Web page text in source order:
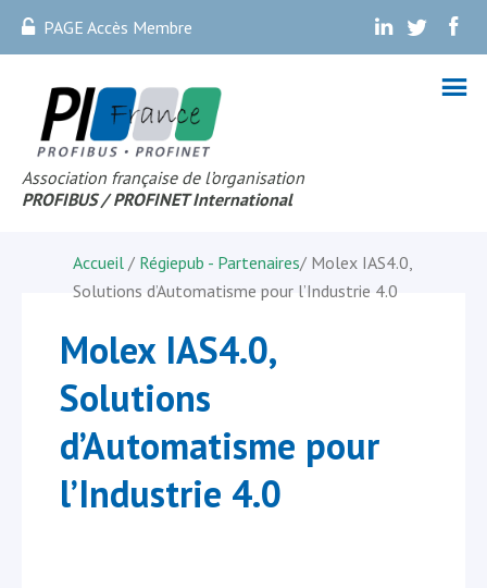
PAGE Accès Membre . . .
Association française de l’organisation
PROFIBUS / PROFINET International
Accueil / Régiepub - Partenaires/ Molex IAS4.0,
Solutions d’Automatisme pour l’Industrie 4.0
Molex IAS4.0,
Solutions
d’Automatisme pour
l’Industrie 4.0